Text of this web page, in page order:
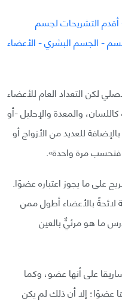
لكن التعداد العام للأعضاء
كاللسان، والمعدة والإحليل -أو
للعديد من الأزواج أو
فتحسب مرة واحدة».
على ما يجوز اعتباره عضوًا.
بالأعضاء أطول ممن
ما هو مرئيٌّ بالعين
على أنها عضو، وكما
عضوًا؛ إلا أن ذلك لم يكن